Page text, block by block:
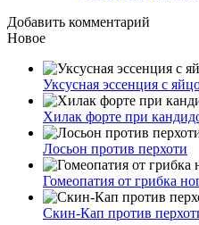
Добавить комментарий
Новое
Уксусная эссенция с
Хилак форте при
Лосьон против перхоти
Гомеопатия от грибка
Скин-Кап против